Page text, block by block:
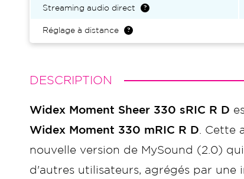
Streaming audio direct
Réglage à distance
DESCRIPTION
Widex Moment Sheer 330 sRIC R D
Widex Moment 330 mRIC R D . Cette
nouvelle version de MySound (2.0)
d'autres utilisateurs, agrégés par une